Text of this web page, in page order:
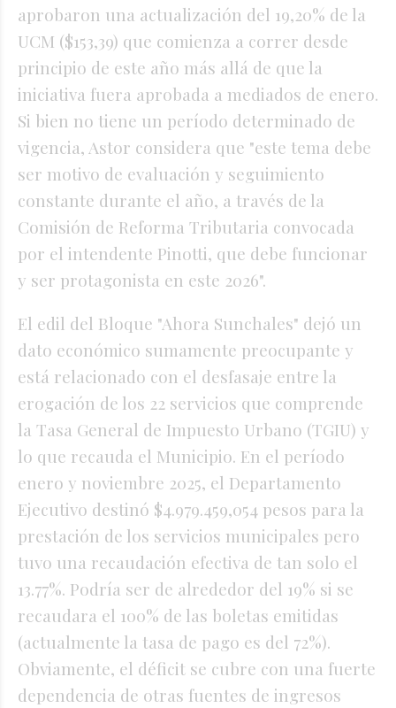
aprobaron una actualización del 19,20% de la
UCM ($153,39) que comienza a correr desde
principio de este año más allá de que la
iniciativa fuera aprobada a mediados de enero.
Si bien no tiene un período determinado de
vigencia, Astor considera que "este tema debe
ser motivo de evaluación y seguimiento
constante durante el año, a través de la
Comisión de Reforma Tributaria convocada
por el intendente Pinotti, que debe funcionar
y ser protagonista en este 2026".
El edil del Bloque "Ahora Sunchales" dejó un
dato económico sumamente preocupante y
está relacionado con el desfasaje entre la
erogación de los 22 servicios que comprende
la Tasa General de Impuesto Urbano (TGIU) y
lo que recauda el Municipio. En el período
enero y noviembre 2025, el Departamento
Ejecutivo destinó $4.979.459,054 pesos para la
prestación de los servicios municipales pero
tuvo una recaudación efectiva de tan solo el
13.77%. Podría ser de alrededor del 19% si se
recaudara el 100% de las boletas emitidas
(actualmente la tasa de pago es del 72%).
Obviamente, el déficit se cubre con una fuerte
dependencia de otras fuentes de ingresos